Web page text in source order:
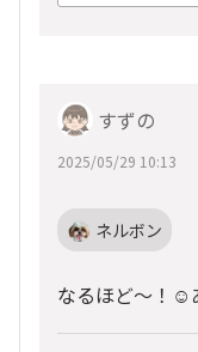
すずの
2025/05/29 10:13
ネルボン
なるほど～！☺️